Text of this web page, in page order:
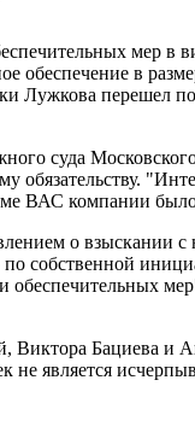
мер в
обеспечение в
Лужкова перешел
суда
обязательству.
ВАС компании
о взыскании с
собственной
обеспечительных
Виктора Бациева
не является